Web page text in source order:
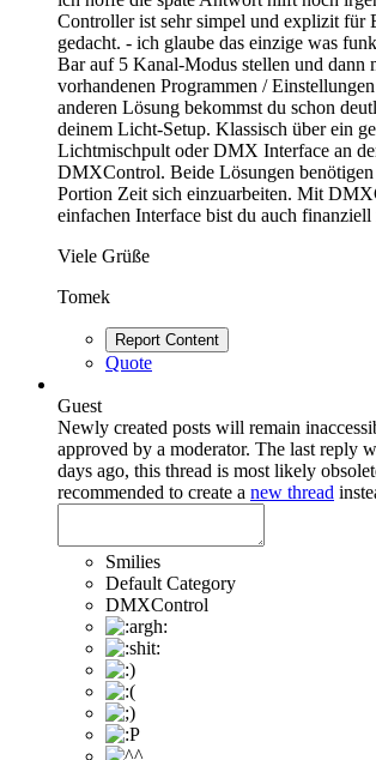
Controller ist sehr simpel und explizit für
gedacht. - ich glaube das einzige was
Bar auf 5 Kanal-Modus stellen und dann
vorhandenen Programmen /
anderen Lösung bekommst du schon
deinem Licht-Setup. Klassisch über ein
Lichtmischpult oder DMX Interface an
DMXControl. Beide Lösungen benötigen
Portion Zeit sich einzuarbeiten. Mit
einfachen Interface bist du auch finanziell
Viele Grüße
Tomek
Report Content
Quote
Guest
Newly created posts will remain
approved by a moderator. The last reply
days ago, this thread is most likely
recommended to create a new thread
Smilies
Default Category
DMXControl